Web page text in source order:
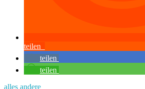
teilen
teilen
teilen
alles andere